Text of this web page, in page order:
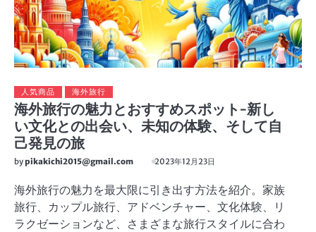
人気商品 海外旅行
海外旅行の魅力とおすすめスポット-新し
い文化との出会い、未知の体験、そして自
己発見の旅
bypikakichi2015@gmail.com 2023年12月23日
海外旅行の魅力を最大限に引き出す方法を紹介。家族
旅行、カップル旅行、アドベンチャー、文化体験、リ
ラクゼーションなど、さまざまな旅行スタイルに合わ